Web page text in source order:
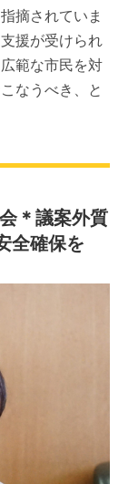
摘されていま
援が受けられ
範な市民を対
なうべき、と
＊議案外質
全確保を